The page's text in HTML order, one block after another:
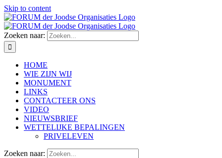
Skip to content
Zoeken naar:
HOME
WIE ZIJN WIJ
MONUMENT
LINKS
CONTACTEER ONS
VIDEO
NIEUWSBRIEF
WETTELIJKE BEPALINGEN
PRIVELEVEN
Zoeken naar: